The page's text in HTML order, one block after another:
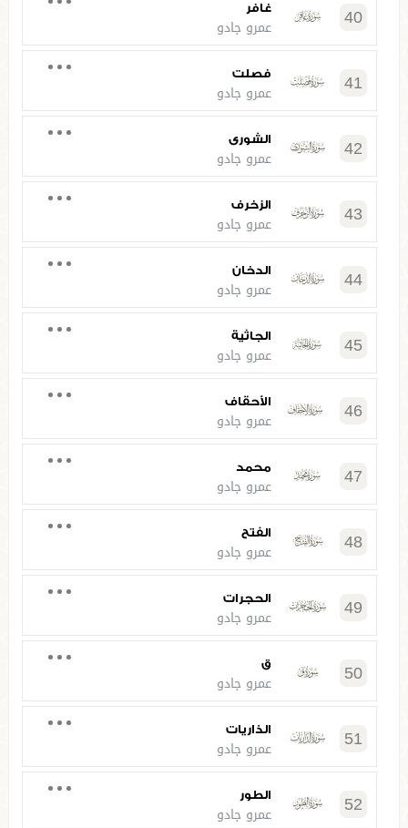
40 غافر
عمرو جادو
41 فصلت
عمرو جادو
42 الشورى
عمرو جادو
43 الزخرف
عمرو جادو
44 الدخان
عمرو جادو
45 الجاثية
عمرو جادو
46 الأحقاف
عمرو جادو
47 محمد
عمرو جادو
48 الفتح
عمرو جادو
49 الحجرات
عمرو جادو
50 ق
عمرو جادو
51 الذاريات
عمرو جادو
52 الطور
عمرو جادو